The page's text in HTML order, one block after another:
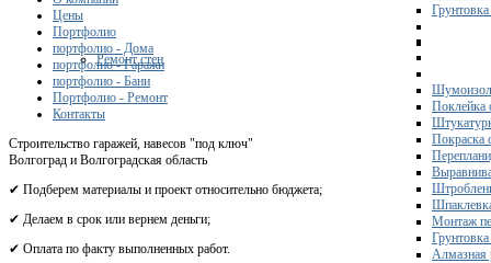
Ремонт стен
Поклейка
Покраска
Монтаж
Грунтовка
Алмазная
Цены
Портфолио
портфолио - Дома
портфолио - Гаражи
портфолио - Бани
Портфолио - Ремонт
Контакты
Строительство гаражей, навесов "под ключ"
Волгоград и Волгоградская область
✔ Подберем материалы и проект относительно бюджета;
✔ Делаем в срок или вернем деньги;
✔ Оплата по факту выполненных работ.